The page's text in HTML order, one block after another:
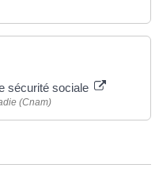
sécurité sociale
(Cnam)